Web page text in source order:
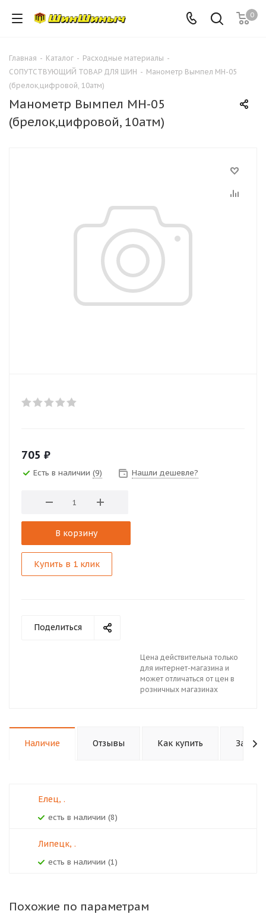
0
Главная - Каталог - Расходные материалы -
СОПУТСТВУЮЩИЙ ТОВАР ДЛЯ ШИН - Манометр Вымпел МН-05
(брелок,цифровой, 10атм)
Манометр Вымпел МН-05
(брелок,цифровой, 10атм)
705 ₽
Есть в наличии (9) Нашли дешевле?
В корзину
Купить в 1 клик
Поделиться
Цена действительна только
для интернет-магазина и
может отличаться от цен в
розничных магазинах
Наличие Отзывы Как купить
Елец, .
Есть в наличии (8)
Липецк, .
Есть в наличии (1)
Похожие по параметрам